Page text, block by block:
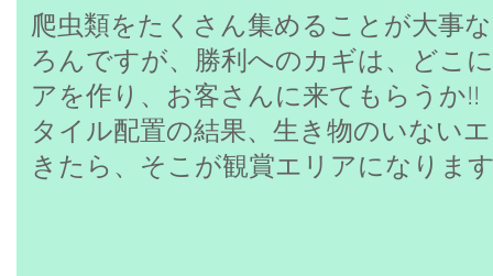
爬虫類をたくさん集めることが大事
ろんですが、勝利へのカギは、どこ
アを作り、お客さんに来てもらうか!!
タイル配置の結果、生き物のいない
きたら、そこが観賞エリアになりま